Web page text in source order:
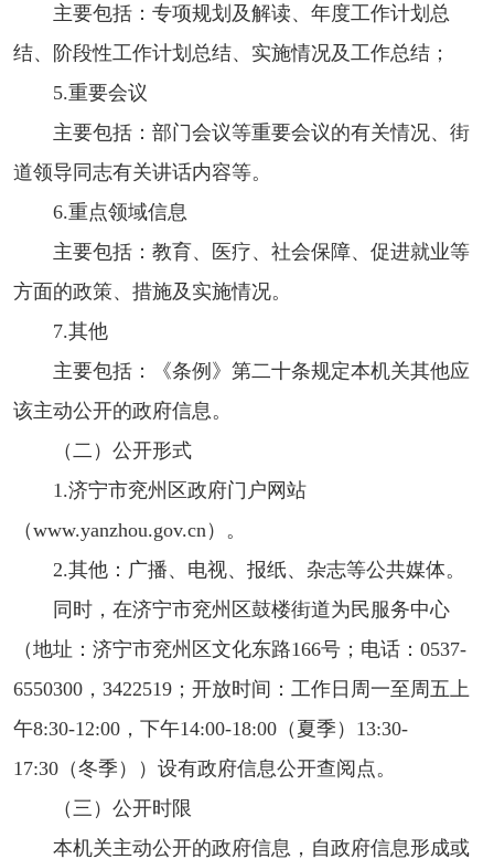
主要包括：专项规划及解读、年度工作计划总
结、阶段性工作计划总结、实施情况及工作总结；
5.重要会议
主要包括：部门会议等重要会议的有关情况、街
道领导同志有关讲话内容等。
6.重点领域信息
主要包括：教育、医疗、社会保障、促进就业等
方面的政策、措施及实施情况。
7.其他
主要包括：《条例》第二十条规定本机关其他应
该主动公开的政府信息。
（二）公开形式
1.济宁市兖州区政府门户网站
（www.yanzhou.gov.cn）。
2.其他：广播、电视、报纸、杂志等公共媒体。
同时，在济宁市兖州区鼓楼街道为民服务中心
（地址：济宁市兖州区文化东路166号；电话：0537-
6550300，3422519；开放时间：工作日周一至周五上
午8:30-12:00，下午14:00-18:00（夏季）13:30-
17:30（冬季））设有政府信息公开查阅点。
（三）公开时限
本机关主动公开的政府信息，自政府信息形成或